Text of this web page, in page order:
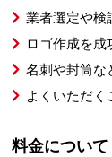
業者選定や検
ロゴ作成を成
名刺や封筒な
よくいただく
料金について